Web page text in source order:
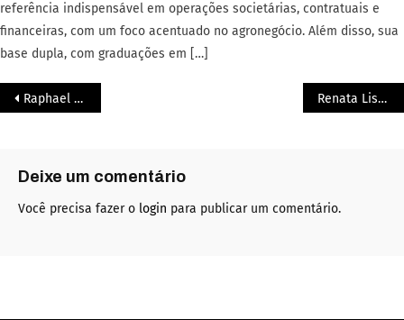
referência indispensável em operações societárias, contratuais e
financeiras, com um foco acentuado no agronegócio. Além disso, sua
base dupla, com graduações em […]
Raphael Costa: Expressão 2025 Renata Lisbôa: Expressão 2025
Deixe um comentário
Você precisa fazer o login para publicar um comentário.